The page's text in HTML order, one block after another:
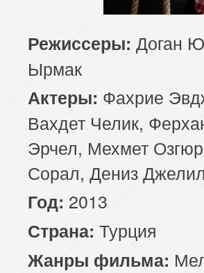
Режиссеры: Доган
Ырмак
Актеры: Фахрие
Вахдет Челик,
Эрчел, Мехмет
Сорал, Дениз
Год: 2013
Страна: Турция
Жанры фильма: